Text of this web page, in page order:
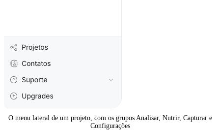
O menu lateral de um projeto, com os grupos Analisar, Nutrir, Capturar e
Configurações